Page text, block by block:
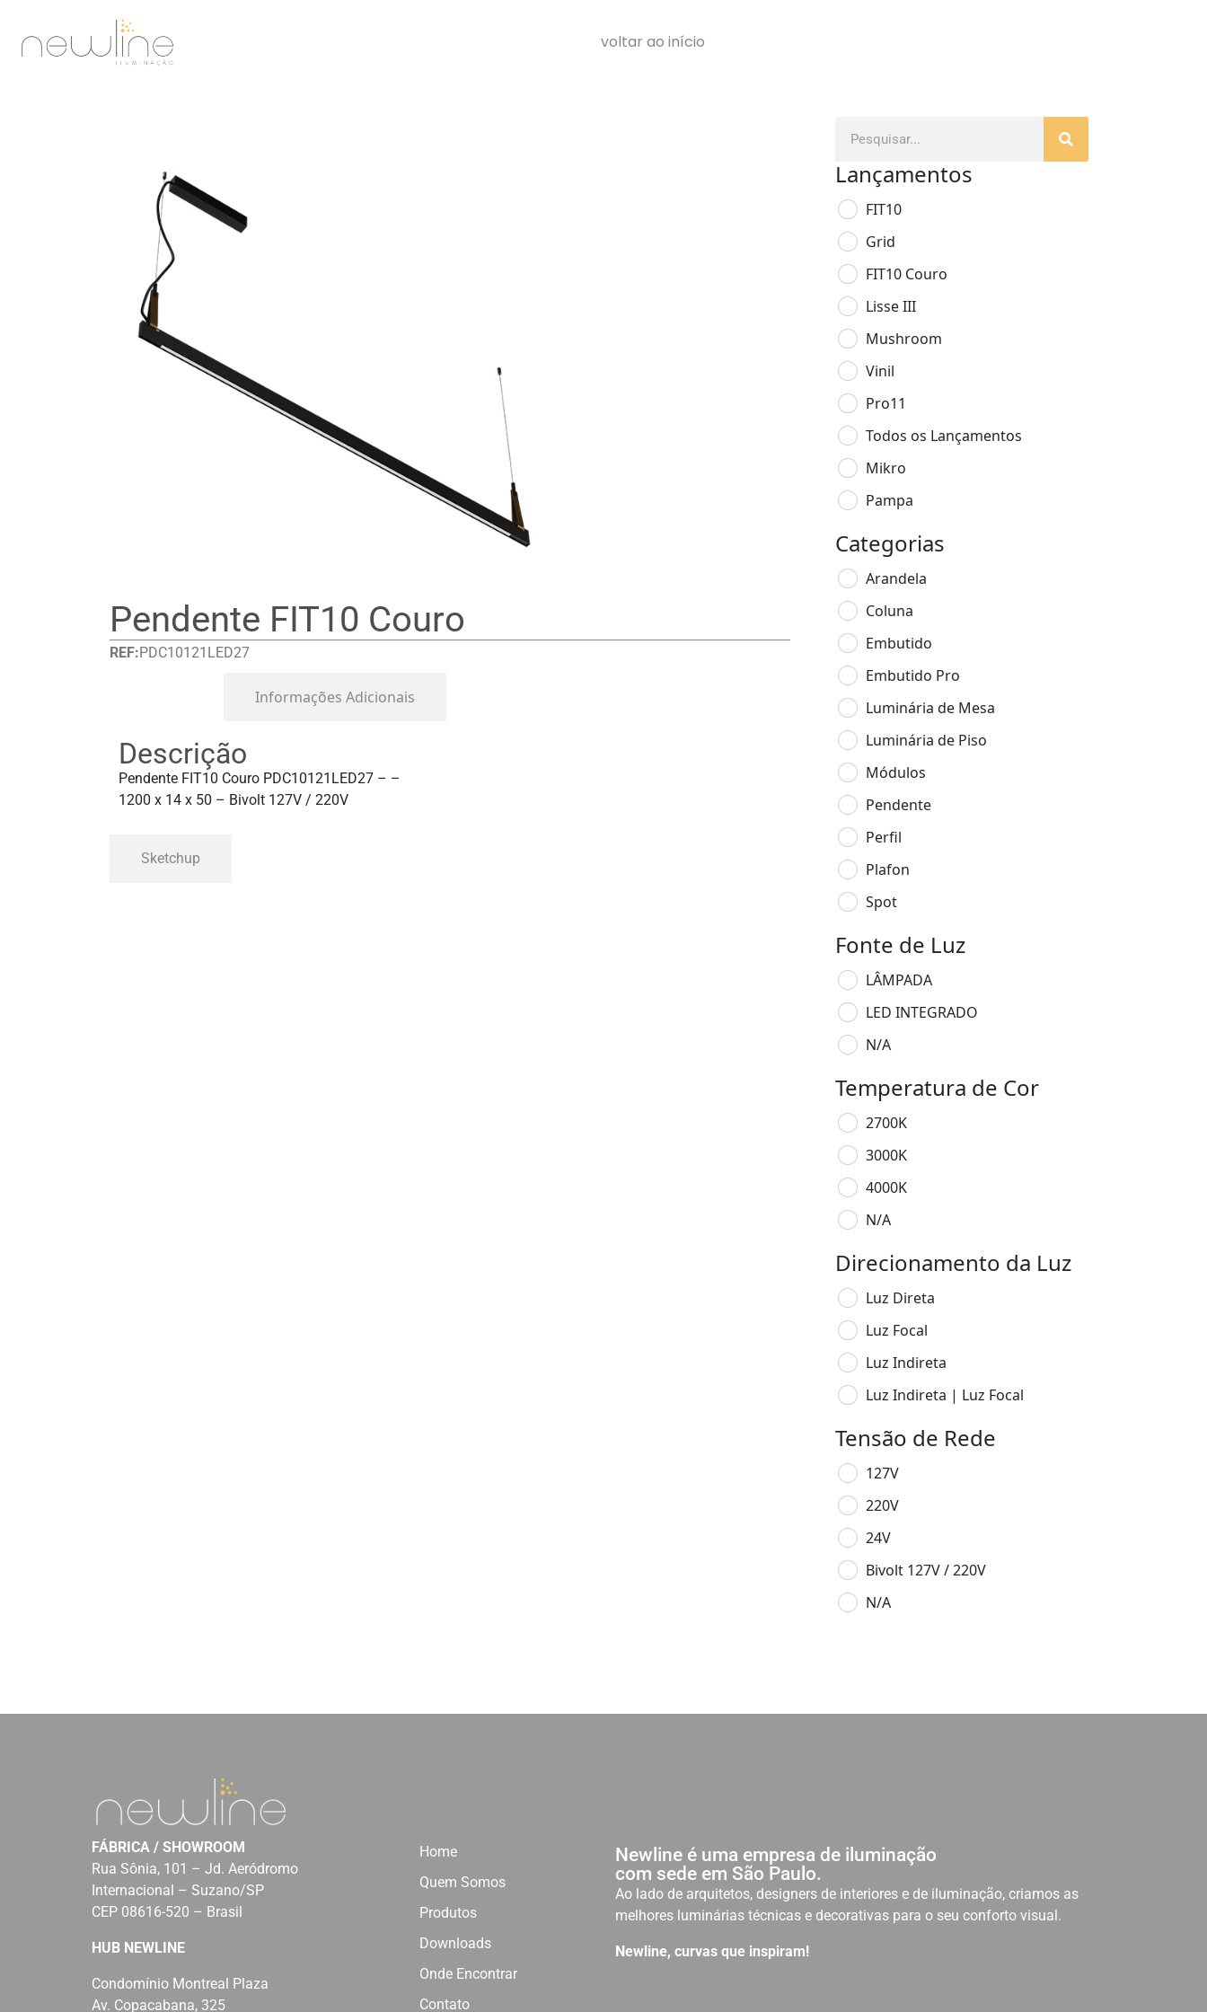
voltar ao início
Pendente FIT10 Couro
REF:PDC10121LED27
Informações Adicionais
Descrição
Pendente FIT10 Couro PDC10121LED27 – –
1200 x 14 x 50 – Bivolt 127V / 220V
Sketchup
Lançamentos
FIT10
Grid
FIT10 Couro
Lisse III
Mushroom
Vinil
Pro11
Todos os Lançamentos
Mikro
Pampa
Categorias
Arandela
Coluna
Embutido
Embutido Pro
Luminária de Mesa
Luminária de Piso
Módulos
Pendente
Perfil
Plafon
Spot
Fonte de Luz
LÂMPADA
LED INTEGRADO
N/A
Temperatura de Cor
2700K
3000K
4000K
N/A
Direcionamento da Luz
Luz Direta
Luz Focal
Luz Indireta
Luz Indireta | Luz Focal
Tensão de Rede
127V
220V
24V
Bivolt 127V / 220V
N/A
FÁBRICA / SHOWROOM
Rua Sônia, 101 – Jd. Aeródromo
Internacional – Suzano/SP
CEP 08616-520 – Brasil
HUB NEWLINE
Condomínio Montreal Plaza
Av. Copacabana, 325
Home
Quem Somos
Produtos
Downloads
Onde Encontrar
Contato
Newline é uma empresa de iluminação
com sede em São Paulo.
Ao lado de arquitetos, designers de interiores e de iluminação, criamos as
melhores luminárias técnicas e decorativas para o seu conforto visual.
Newline, curvas que inspiram!